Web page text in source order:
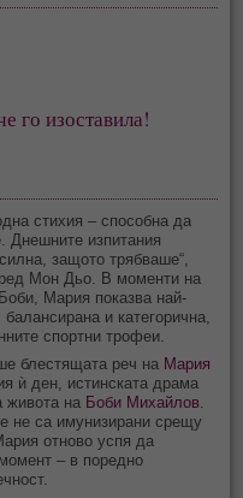
го изоставила!
стихия – способна да
Днешните изпитания
защото трябваше“,
Мон Дьо. В моменти на
Мария показва най-
и категорична,
спортни трофеи.
блестящата реч на Мария
ѝ ден, истинската драма
живота на Боби Михайлов
не са имунизирани срещу
отново успя да
– в поредно